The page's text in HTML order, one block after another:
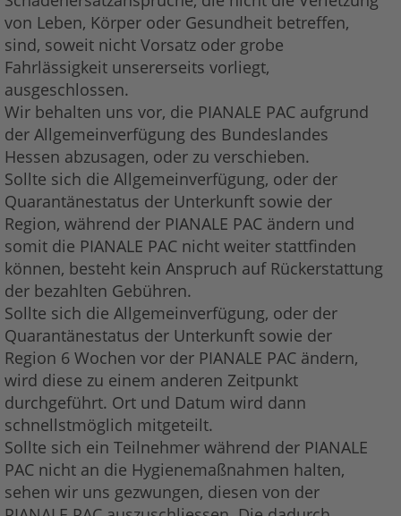
von Leben, Körper oder Gesundheit betreffen,
sind, soweit nicht Vorsatz oder grobe
Fahrlässigkeit unsererseits vorliegt,
ausgeschlossen.
Wir behalten uns vor, die PIANALE PAC aufgrund
der Allgemeinverfügung des Bundeslandes
Hessen abzusagen, oder zu verschieben.
Sollte sich die Allgemeinverfügung, oder der
Quarantänestatus der Unterkunft sowie der
Region, während der PIANALE PAC ändern und
somit die PIANALE PAC nicht weiter stattfinden
können, besteht kein Anspruch auf Rückerstattung
der bezahlten Gebühren.
Sollte sich die Allgemeinverfügung, oder der
Quarantänestatus der Unterkunft sowie der
Region 6 Wochen vor der PIANALE PAC ändern,
wird diese zu einem anderen Zeitpunkt
durchgeführt. Ort und Datum wird dann
schnellstmöglich mitgeteilt.
Sollte sich ein Teilnehmer während der PIANALE
PAC nicht an die Hygienemaßnahmen halten,
sehen wir uns gezwungen, diesen von der